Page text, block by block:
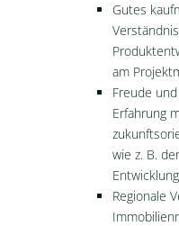
Gutes
am
Freude
Erfahrung
wie z. B.
Entwicklung
Regionale